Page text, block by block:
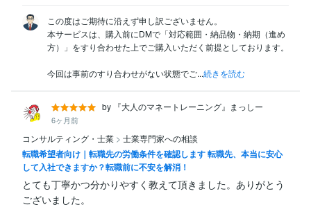
この度はご期待に沿えず申し訳ございません。
本サービスは、購入前にDMで「対応範囲・納品物・納期（進め
方）」をすり合わせた上でご購入いただく前提としております。
今回は事前のすり合わせがない状態でご...続きを読む
by 『大人のマネートレーニング』まっしー
6ヶ月前
コンサルティング・士業 > 士業専門家への相談
転職希望者向け｜転職先の労働条件を確認します 転職先、本当に安心
して入社できますか？転職前に不安を解消！
とても丁寧かつ分かりやすく教えて頂きました。ありがとう
ございました。